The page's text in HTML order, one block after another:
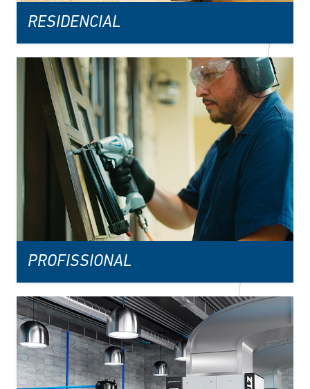
RESIDENCIAL
PROFISSIONAL